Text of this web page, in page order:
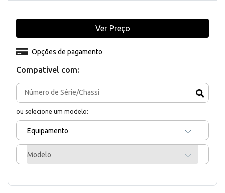
Compativel com:
ou selecione um modelo:
Equipamento
Modelo
Opções de pagamento
Ver Preço